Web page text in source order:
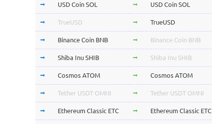
USD Coin SOL USD Coin SOL
TrueUSD TrueUSD
Binance Coin BNB Binance Coin BNB
Shiba Inu SHIB Shiba Inu SHIB
Cosmos ATOM Cosmos ATOM
Tether USDT OMNI Tether USDT OMNI
Ethereum Classic ETC Ethereum Classic ETC